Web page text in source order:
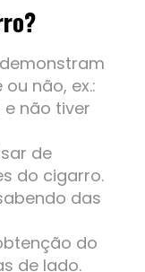
não, ex.:
não tiver
de
do cigarro.
das
do
de lado.